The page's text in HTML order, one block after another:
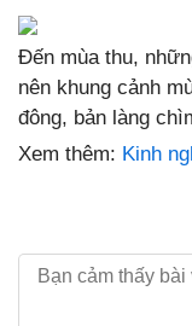
Đến mùa thu,
nên khung cảnh
đông, bản làng
Xem thêm: Kinh